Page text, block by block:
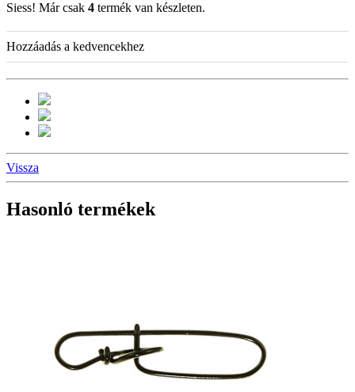
Siess! Már csak 4 termék van készleten.
Hozzáadás a kedvencekhez
Vissza
Hasonló termékek